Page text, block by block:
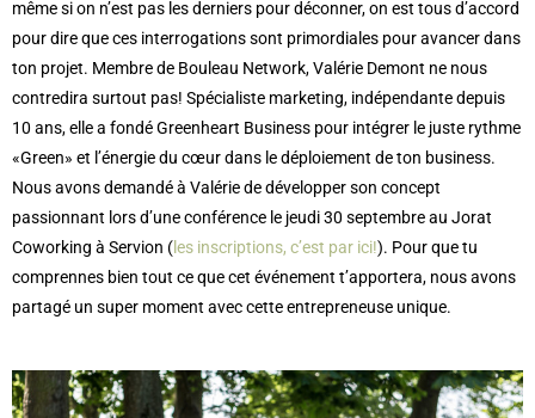
même si on n’est pas les derniers pour déconner, on est tous d’accord
pour dire que ces interrogations sont primordiales pour avancer dans
ton projet. Membre de Bouleau Network, Valérie Demont ne nous
contredira surtout pas! Spécialiste marketing, indépendante depuis
10 ans, elle a fondé Greenheart Business pour intégrer le juste rythme
«Green» et l’énergie du cœur dans le déploiement de ton business.
Nous avons demandé à Valérie de développer son concept
passionnant lors d’une conférence le jeudi 30 septembre au Jorat
Coworking à Servion (les inscriptions, c’est par ici!). Pour que tu
comprennes bien tout ce que cet événement t’apportera, nous avons
partagé un super moment avec cette entrepreneuse unique.